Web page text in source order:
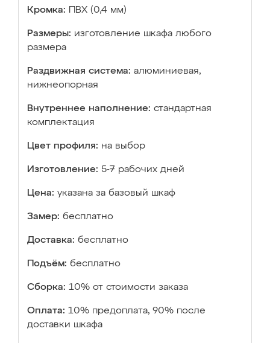
Кромка: ПВХ (0,4 мм)
Размеры: изготовление шкафа любого
размера
Раздвижная система: алюминиевая,
нижнеопорная
Внутреннее наполнение: стандартная
комплектация
Цвет профиля: на выбор
Изготовление: 5-7 рабочих дней
Цена: указана за базовый шкаф
Замер: бесплатно
Доставка: бесплатно
Подъём: бесплатно
Сборка: 10% от стоимости заказа
Оплата: 10% предоплата, 90% после
доставки шкафа